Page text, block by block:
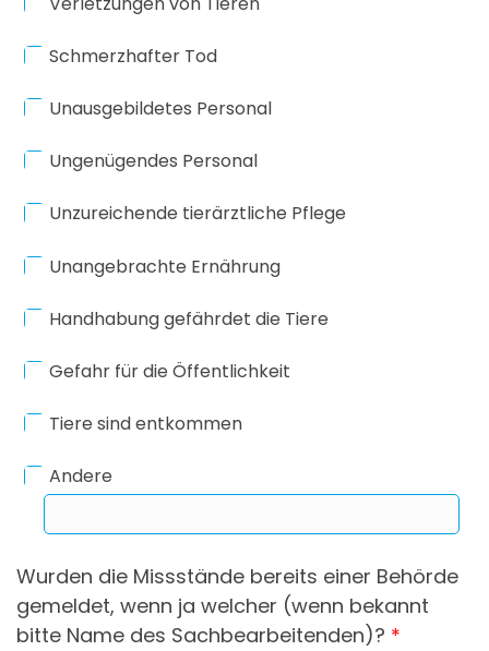
Schmerzhafter Tod
Unausgebildetes Personal
Ungenügendes Personal
Unzureichende tierärztliche Pflege
Unangebrachte Ernährung
Handhabung gefährdet die Tiere
Gefahr für die Öffentlichkeit
Tiere sind entkommen
Andere
Wurden die Missstände bereits einer Behörde
gemeldet, wenn ja welcher (wenn bekannt
bitte Name des Sachbearbeitenden)? *